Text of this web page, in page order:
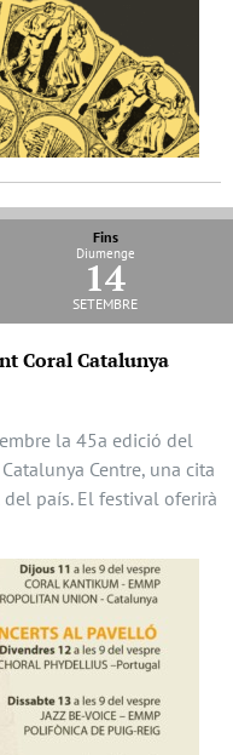
Fins
Diumenge
14
setembre
Coral Catalunya
la 45a edició del
Centre, una cita
país. El festival oferirà